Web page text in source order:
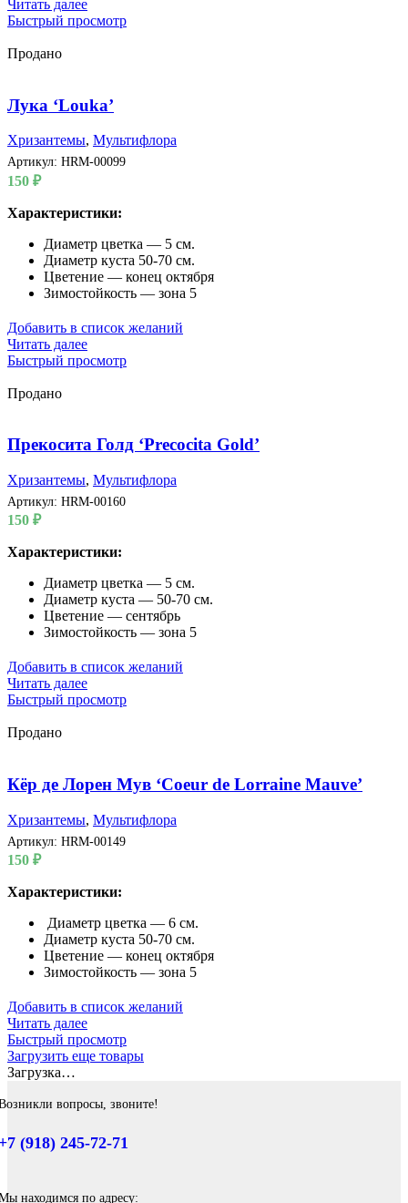
Читать далее
Быстрый просмотр
Продано
Лука ‘Louka’
Хризантемы, Мультифлора
Артикул: HRM-00099
150 ₽
Характеристики:
Диаметр цветка — 5 см.
Диаметр куста 50-70 см.
Цветение — конец октября
Зимостойкость — зона 5
Добавить в список желаний
Читать далее
Быстрый просмотр
Продано
Прекосита Голд ‘Precocita Gold’
Хризантемы, Мультифлора
Артикул: HRM-00160
150 ₽
Характеристики:
Диаметр цветка — 5 см.
Диаметр куста — 50-70 см.
Цветение — сентябрь
Зимостойкость — зона 5
Добавить в список желаний
Читать далее
Быстрый просмотр
Продано
Кёр де Лорен Мув ‘Coeur de Lorraine Mauve’
Хризантемы, Мультифлора
Артикул: HRM-00149
150 ₽
Характеристики:
Диаметр цветка — 6 см.
Диаметр куста 50-70 см.
Цветение — конец октября
Зимостойкость — зона 5
Добавить в список желаний
Читать далее
Быстрый просмотр
Загрузить еще товары
Загрузка…
вопросы, звоните!
(918) 245-72-71
находимся по адресу: